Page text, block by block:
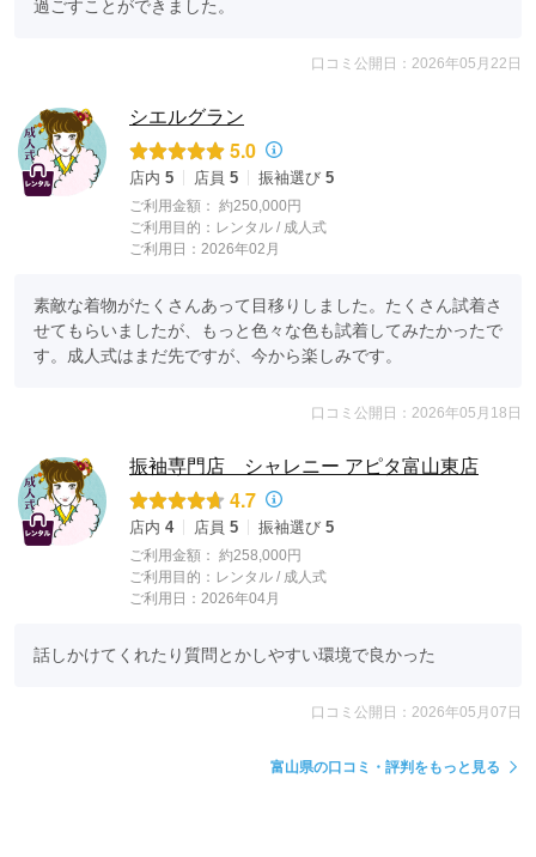
過ごすことができました。
口コミ公開日：2026年05月22日
シエルグラン
5.0
店内 5 店員 5 振袖選び 5
ご利用金額： 約250,000円
ご利用目的： レンタル / 成人式
ご利用日：2026年02月
素敵な着物がたくさんあって目移りしました。たくさん試着さ
せてもらいましたが、もっと色々な色も試着してみたかったで
す。成人式はまだ先ですが、今から楽しみです。
口コミ公開日：2026年05月18日
振袖専門店 シャレニー アピタ富山東店
4.7
店内 4 店員 5 振袖選び 5
ご利用金額： 約258,000円
ご利用目的： レンタル / 成人式
ご利用日：2026年04月
話しかけてくれたり質問とかしやすい環境で良かった
口コミ公開日：2026年05月07日
富山県の口コミ・評判をもっと見る